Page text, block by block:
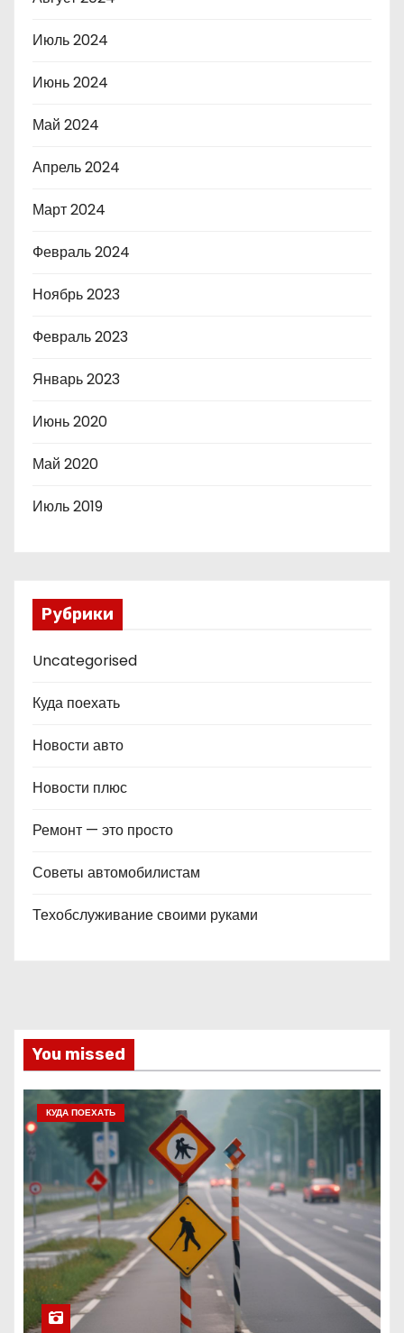
Июль 2024
Июнь 2024
Май 2024
Апрель 2024
Март 2024
Февраль 2024
Ноябрь 2023
Февраль 2023
Январь 2023
Июнь 2020
Май 2020
Июль 2019
Рубрики
Uncategorised
Куда поехать
Новости авто
Новости плюс
Ремонт — это просто
Советы автомобилистам
Техобслуживание своими руками
You missed
КУДА ПОЕХАТЬ